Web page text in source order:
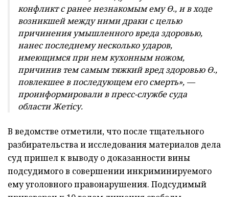
конфликт с ранее незнакомым ему Ө., и в ходе
возникшей между ними драки с целью
причинения умышленного вреда здоровью,
нанес последнему несколько ударов,
имеющимся при нем кухонным ножом,
причинив тем самым тяжкий вред здоровью Ө.,
повлекшее в последующем его смерть», —
проинформировали в пресс-службе суда
области Жетiсу.
В ведомстве отметили, что после тщательного
разбирательства и исследования материалов дела
суд пришел к выводу о доказанности вины
подсудимого в совершении инкриминируемого
ему уголовного правонарушения. Подсудимый